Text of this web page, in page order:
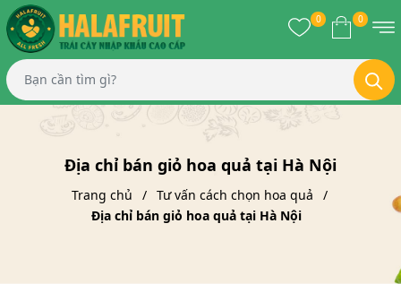
0 0
Địa chỉ bán giỏ hoa quả tại Hà Nội
Trang chủ
Tư vấn cách chọn hoa quả
Địa chỉ bán giỏ hoa quả tại Hà Nội